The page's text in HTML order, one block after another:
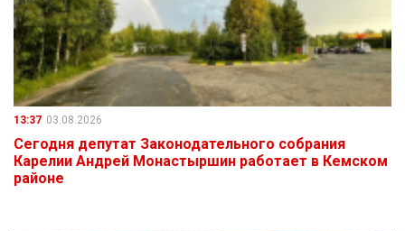
13:37 03.08.2026
Сегодня депутат Законодательного собрания
Карелии Андрей Монастыршин работает в Кемском
районе